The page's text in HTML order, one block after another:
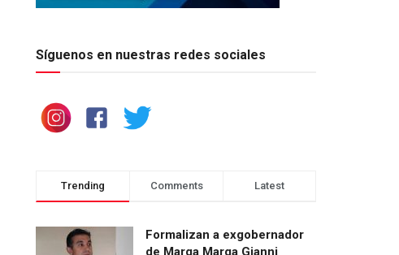
Síguenos en nuestras redes sociales
Trending Comments Latest
Formalizan a exgobernador
de Marga Marga Gianni